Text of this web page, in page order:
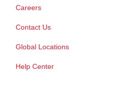
Careers
Contact Us
Global Locations
Help Center